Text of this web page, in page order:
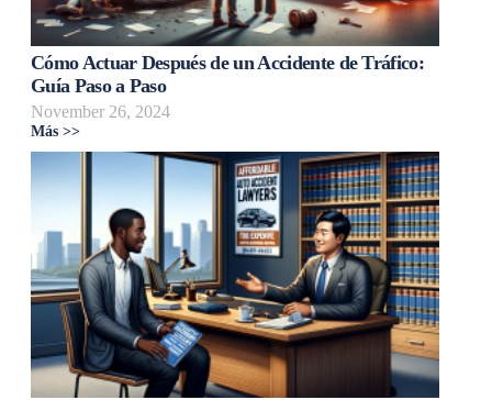
Cómo Actuar Después de un Accidente de Tráfico:
Guía Paso a Paso
November 26, 2024
Más >>